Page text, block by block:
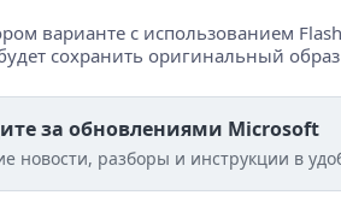
варианте с использованием
сохранить оригинальный образ
за обновлениями Microsoft
новости, разборы и инструкции в